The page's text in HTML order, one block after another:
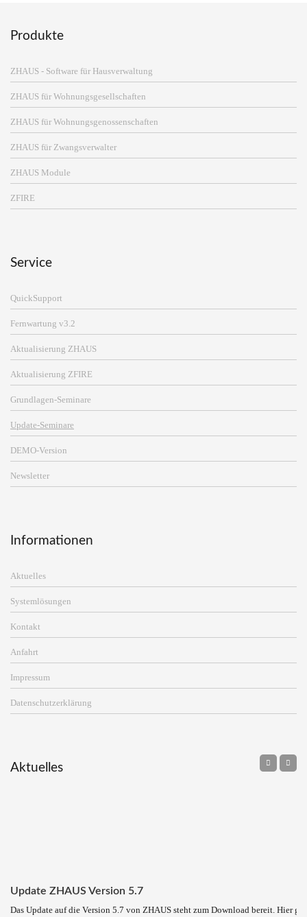
Produkte
ZHAUS - Software für Hausverwaltung
ZHAUS für Wohnungsgesellschaften
ZHAUS für Wohnungsgenossenschaften
ZHAUS für Zwangsverwalter
ZHAUS Module
ZFIRE
Service
QuickSupport
Fernwartung v3.2
Aktualisierung ZHAUS
Aktualisierung ZFIRE
Grundlagen-Seminare
Update-Seminare
DEMO-Version
Newsletter
Informationen
Aktuelles
Systemlösungen
Kontakt
Anfahrt
Impressum
Datenschutzerklärung
Aktuelles
Update ZHAUS Version 5.7
Das Update auf die Version 5.7 von ZHAUS steht zum Download bereit. Hier